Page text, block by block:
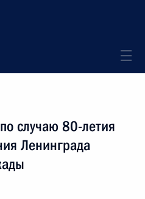
случаю 80-летия
Ленинграда